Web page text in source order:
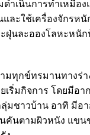
ดำเนินการทำเหมือ
และใช้เครื่องจักรหนั
ฝุ่นละอองโลหะหนัก
มทุกข์ทรมานทางร่า
เริ่มกิจการ โดยมีอา
มชาวบ้าน อาทิ มีอา
คันตามผิวหนัง แขน